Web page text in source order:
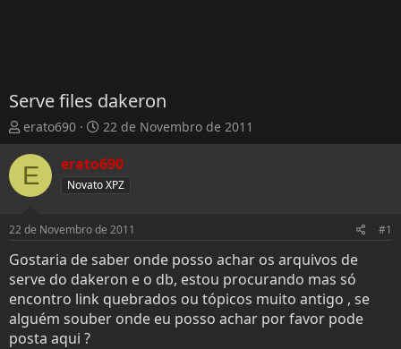
Serve files dakeron
T
h
r
e
a
s
t
a
r
t
e
r
erato690
D
a
t
a
d
I
n
í
c
i
o
22 de Novembro de 2011
E erato690
Novato XPZ
22 de Novembro de 2011 #1
Gostaria de saber onde posso achar os arquivos de
serve do dakeron e o db, estou procurando mas só
encontro link quebrados ou tópicos muito antigo , se
alguém souber onde eu posso achar por favor pode
posta aqui ?